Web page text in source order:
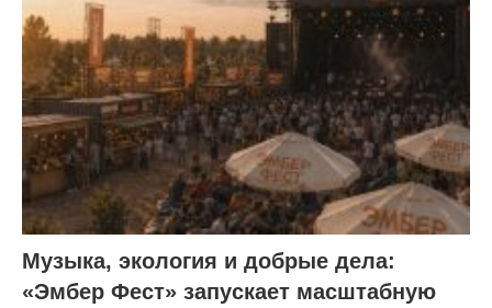
Музыка, экология и добрые дела:
«Эмбер Фест» запускает масштабную